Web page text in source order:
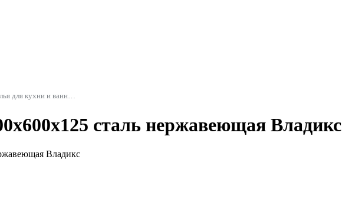
сталь нержавеющая Владикс